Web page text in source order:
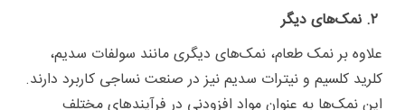
علاوه بر نمک طعام، نمک‌های دیگری مانند سولفات سدیم،
کلرید کلسیم و نیترات سدیم نیز در صنعت نساجی کاربرد دارند.
این نمک‌ها به عنوان مواد افزودنی در فرآیندهای مختلف